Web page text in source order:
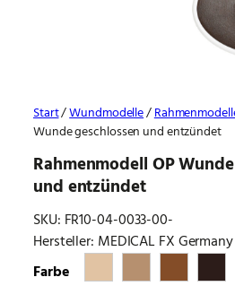
Start/Wundmodelle/
Wunde geschlossen und entzündet
Rahmenmodell OP
und entzündet
SKU: FR10-04-0033-00-
Hersteller: MEDICAL FX
Farbe